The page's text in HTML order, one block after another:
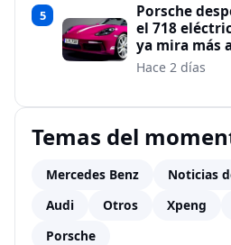
5
Porsche
el 718
ya mira más
Hace 2 días
Temas del
Mercedes Benz Noticias
Audi
Otros Xpeng
Porsche